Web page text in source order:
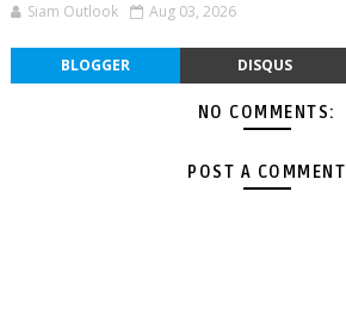
Siam Outlook Aug 03, 2026
BLOGGER DISQUS
NO COMMENTS:
POST A COMMENT